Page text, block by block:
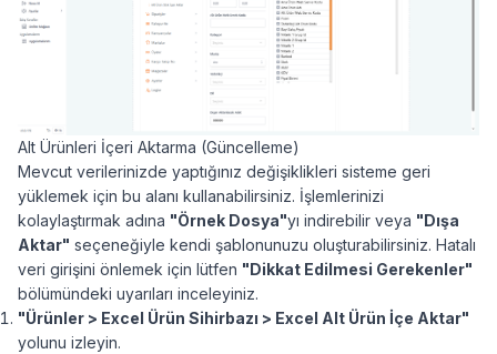
Alt Ürünleri İçeri Aktarma (Güncelleme)
Mevcut verilerinizde yaptığınız değişiklikleri sisteme geri
yüklemek için bu alanı kullanabilirsiniz. İşlemlerinizi
kolaylaştırmak adına "Örnek Dosya"yı indirebilir veya "Dışa
Aktar" seçeneğiyle kendi şablonunuzu oluşturabilirsiniz. Hatalı
veri girişini önlemek için lütfen "Dikkat Edilmesi Gerekenler"
bölümündeki uyarıları inceleyiniz.
"Ürünler > Excel Ürün Sihirbazı > Excel Alt Ürün İçe Aktar"
yolunu izleyin.